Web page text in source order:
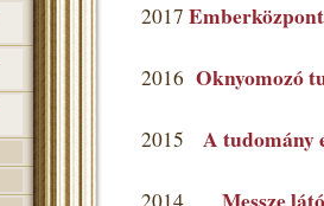
2017
2016 Oknyomozó
2015 A tudomány